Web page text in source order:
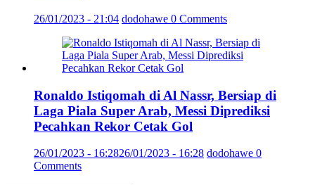
26/01/2023 - 21:04 dodohawe 0 Comments
Ronaldo Istiqomah di Al Nassr, Bersiap di
Laga Piala Super Arab, Messi Diprediksi
Pecahkan Rekor Cetak Gol
26/01/2023 - 16:2826/01/2023 - 16:28 dodohawe 0
Comments